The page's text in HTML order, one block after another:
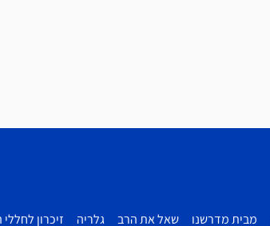
מבית מדרשנו שאל את הרב גלריה זיכרון